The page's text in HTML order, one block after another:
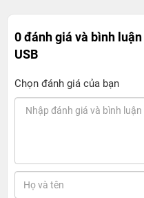
0 đánh giá và bình luận
USB
Chọn đánh giá của bạn